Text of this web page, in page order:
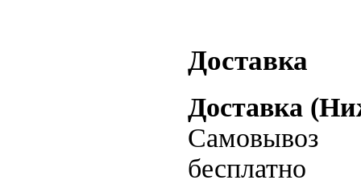
Доставка
Доставка
Самовывоз
бесплатно